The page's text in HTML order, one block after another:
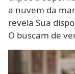
a nuvem da
revela Sua
O buscam de